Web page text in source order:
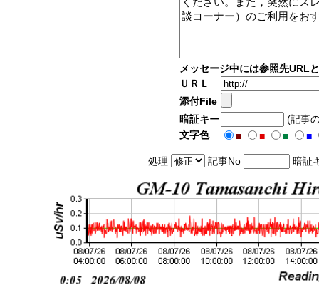
メッセージ中には参照先URL
ＵＲＬ
添付File
暗証キー
(記事
文字色
■ ■ ■ ■
処理 記事No 暗証